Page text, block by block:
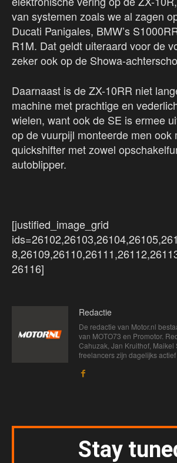
van systemen zoals we al zagen
Ducati Panigales, BMW’s
R1M. Dat geldt uiteraard voor de
zeker ook op de Showa-
Daarnaast is de ZX-10RR niet
machine met prachtige en
wielen, want ook de SE is ermee
op de vuurpijl monteerde men ook
quickshifter met zowel
autoblipper.
[justified_image_grid
26116]
Redactie
De redactie van Motor.nl
van MOTO73 en Promotor.
Cahuzak, Jan Kruithof, Maikel
freelancers zijn dagelijks actief
Stay